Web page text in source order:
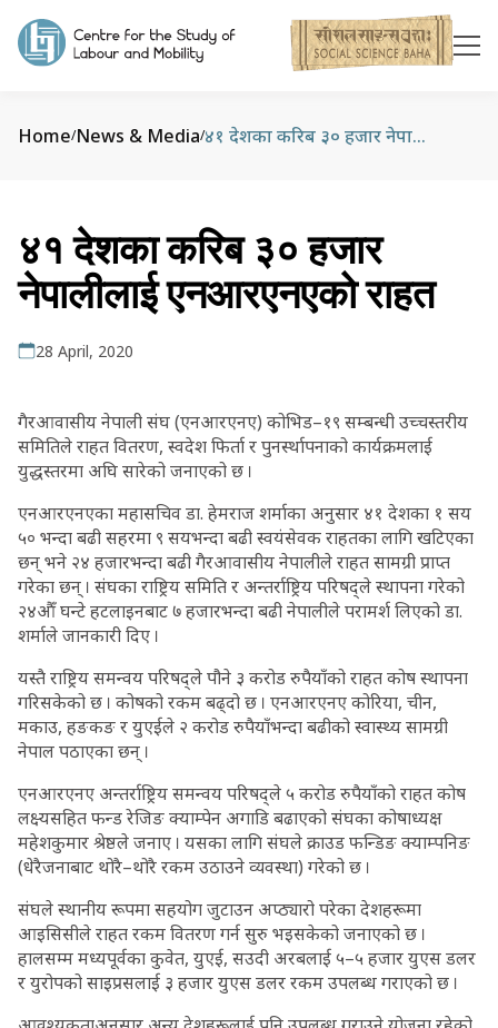
Home/News & Media/ ४१ देशका करिब ३० हजार नेपालीलाई एनआरएनएको राहत
४१ देशका करिब ३० हजार
नेपालीलाई एनआरएनएको राहत
28 April, 2020
गैरआवासीय नेपाली संघ (एनआरएनए) कोभिड–१९ सम्बन्धी उच्चस्तरीय
समितिले राहत वितरण, स्वदेश फिर्ता र पुनर्स्थापनाको कार्यक्रमलाई
युद्धस्तरमा अघि सारेको जनाएको छ ।
एनआरएनएका महासचिव डा. हेमराज शर्माका अनुसार ४१ देशका १ सय
५० भन्दा बढी सहरमा ९ सयभन्दा बढी स्वयंसेवक राहतका लागि खटिएका
छन् भने २४ हजारभन्दा बढी गैरआवासीय नेपालीले राहत सामग्री प्राप्त
गरेका छन् । संघका राष्ट्रिय समिति र अन्तर्राष्ट्रिय परिषद्ले स्थापना गरेको
२४औँ घन्टे हटलाइनबाट ७ हजारभन्दा बढी नेपालीले परामर्श लिएको डा.
शर्माले जानकारी दिए ।
यस्तै राष्ट्रिय समन्वय परिषद्ले पौने ३ करोड रुपैयाँको राहत कोष स्थापना
गरिसकेको छ । कोषको रकम बढ्दो छ । एनआरएनए कोरिया, चीन,
मकाउ, हङकङ र युएईले २ करोड रुपैयाँभन्दा बढीको स्वास्थ्य सामग्री
नेपाल पठाएका छन् ।
एनआरएनए अन्तर्राष्ट्रिय समन्वय परिषद्ले ५ करोड रुपैयाँको राहत कोष
लक्ष्यसहित फन्ड रेजिङ क्याम्पेन अगाडि बढाएको संघका कोषाध्यक्ष
महेशकुमार श्रेष्ठले जनाए । यसका लागि संघले क्राउड फन्डिङ क्याम्पनिङ
(धेरैजनाबाट थोरै–थोरै रकम उठाउने व्यवस्था) गरेको छ ।
संघले स्थानीय रूपमा सहयोग जुटाउन अप्ठ्यारो परेका देशहरूमा
आइसिसीले राहत रकम वितरण गर्न सुरु भइसकेको जनाएको छ ।
हालसम्म मध्यपूर्वका कुवेत, युएई, सउदी अरबलाई ५–५ हजार युएस डलर
र युरोपको साइप्रसलाई ३ हजार युएस डलर रकम उपलब्ध गराएको छ ।